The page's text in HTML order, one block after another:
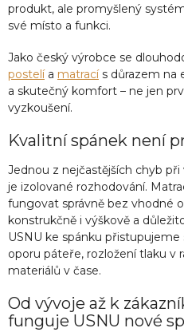
produkt, ale promyšlený
své místo a funkci.
Jako český výrobce se
postelía matracís důrazem na
a skutečný komfort – ne jen
vyzkoušení.
Kvalitní spánek není
Jednou z nejčastějších chyb
je izolované rozhodování.
fungovat správně bez vhodné
konstrukčně i výškově a
USNU ke spánku
oporu páteře, rozložení tlaku v
materiálů v čase.
Od vývoje až k
funguje USNU nové